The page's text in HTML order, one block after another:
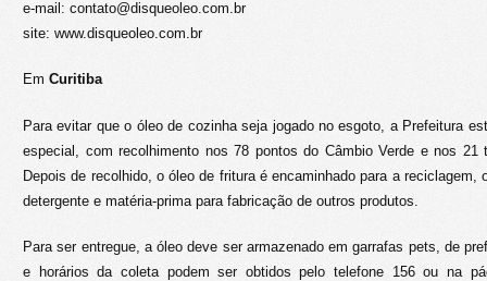
e-mail: contato@disqueoleo.com.br
site: www.disqueoleo.com.br
Em Curitiba
Para evitar que o óleo de cozinha seja jogado no esgoto, a Prefeitura
especial, com recolhimento nos 78 pontos do Câmbio Verde e nos 21
Depois de recolhido, o óleo de fritura é encaminhado para a reciclagem,
detergente e matéria-prima para fabricação de outros produtos.
Para ser entregue, a óleo deve ser armazenado em garrafas pets, de
e horários da coleta podem ser obtidos pelo telefone 156 ou na